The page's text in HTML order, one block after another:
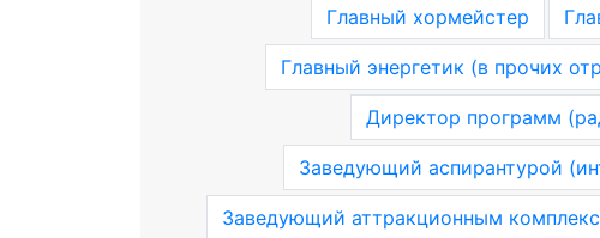
Главный хормейстер
Главный энергетик (в прочих
Директор программ
Заведующий аспирантурой
Заведующий аттракционным